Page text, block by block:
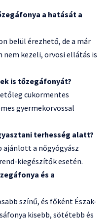
a hatását a
belül érezhető, de a már
kezeli, orvosi ellátás is
is tőzegáfonyát?
cukormentes
gyermekorvossal
terhesség alatt?
ajánlott a nőgyógyász
kiegészítők esetén.
és a
színű, és főként Észak-
kisebb, sötétebb és